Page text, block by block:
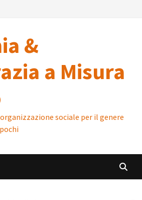
&
a Misura
sociale per il genere